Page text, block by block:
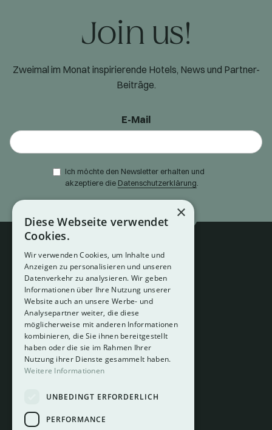
Join us!
Zweimal im Monat inspirierende Hotels, News und Partner-
Beiträge.
E-Mail
Ich möchte den Newsletter erhalten und
akzeptiere die Datenschutzerklärung.
About
Hotelberatung
Mediadaten
Instagram
LinkedIn
×
Diese Webseite verwendet
Cookies.
Wir verwenden Cookies, um Inhalte und
Anzeigen zu personalisieren und unseren
Datenverkehr zu analysieren. Wir geben
Informationen über Ihre Nutzung unserer
Website auch an unsere Werbe- und
Analysepartner weiter, die diese
möglicherweise mit anderen Informationen
kombinieren, die Sie ihnen bereitgestellt
haben oder die sie im Rahmen Ihrer
Nutzung ihrer Dienste gesammelt haben.
Weitere Informationen
UNBEDINGT ERFORDERLICH
PERFORMANCE